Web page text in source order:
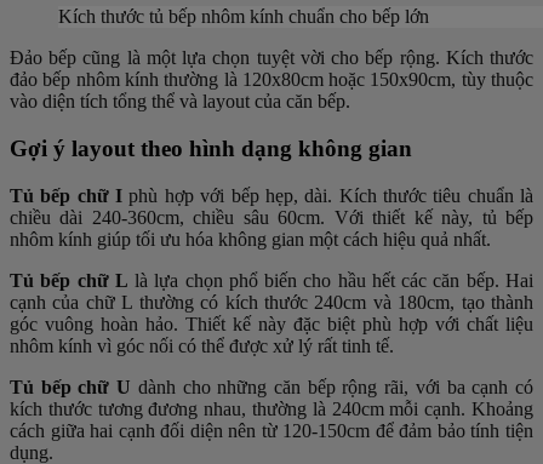
Kích thước tủ bếp nhôm kính chuẩn cho bếp lớn
Đảo bếp cũng là một lựa chọn tuyệt vời cho bếp rộng. Kích thước
đảo bếp nhôm kính thường là 120x80cm hoặc 150x90cm, tùy thuộc
vào diện tích tổng thể và layout của căn bếp.
Gợi ý layout theo hình dạng không gian
Tủ bếp chữ I phù hợp với bếp hẹp, dài. Kích thước tiêu chuẩn là
chiều dài 240-360cm, chiều sâu 60cm. Với thiết kế này, tủ bếp
nhôm kính giúp tối ưu hóa không gian một cách hiệu quả nhất.
Tủ bếp chữ L là lựa chọn phổ biến cho hầu hết các căn bếp. Hai
cạnh của chữ L thường có kích thước 240cm và 180cm, tạo thành
góc vuông hoàn hảo. Thiết kế này đặc biệt phù hợp với chất liệu
nhôm kính vì góc nối có thể được xử lý rất tinh tế.
Tủ bếp chữ U dành cho những căn bếp rộng rãi, với ba cạnh có
kích thước tương đương nhau, thường là 240cm mỗi cạnh. Khoảng
cách giữa hai cạnh đối diện nên từ 120-150cm để đảm bảo tính tiện
dụng.